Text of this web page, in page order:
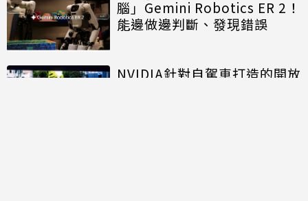
腦」Gemini Robotics ER 2！
能邊做邊判斷、發現錯誤
NVIDIA針對自駕車打造的開放